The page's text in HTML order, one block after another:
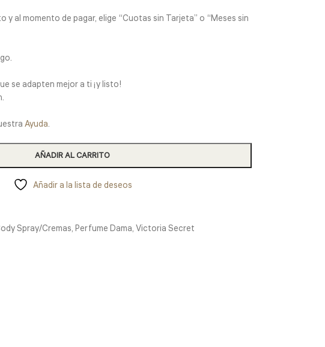
al momento de pagar, elige “Cuotas sin Tarjeta” o “Meses sin
se adapten mejor a ti ¡y listo!
Ayuda.
AÑADIR AL CARRITO
Añadir a la lista de deseos
Spray/Cremas, Perfume Dama, Victoria Secret